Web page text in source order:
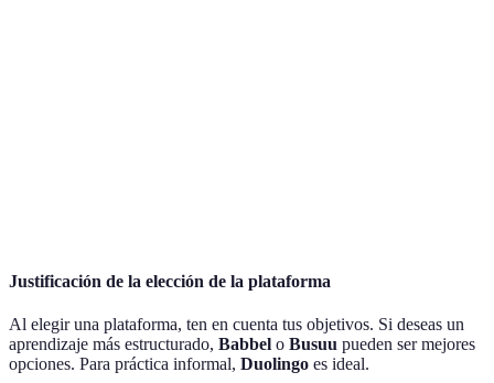
Justificación de la elección de la plataforma
Al elegir una plataforma, ten en cuenta tus objetivos. Si deseas un
aprendizaje más estructurado, Babbel o Busuu pueden ser mejores
opciones. Para práctica informal, Duolingo es ideal.